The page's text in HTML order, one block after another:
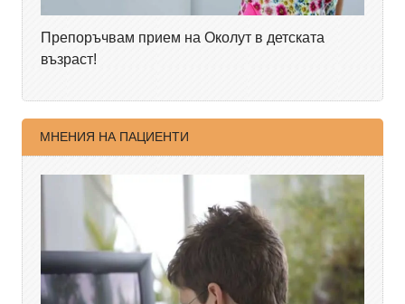
Препоръчвам прием на Околут в детската
възраст!
МНЕНИЯ НА ПАЦИЕНТИ